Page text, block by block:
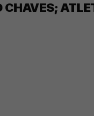
CHAVES;